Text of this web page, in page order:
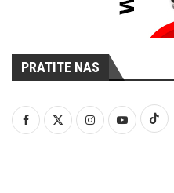
PRATITE NAS